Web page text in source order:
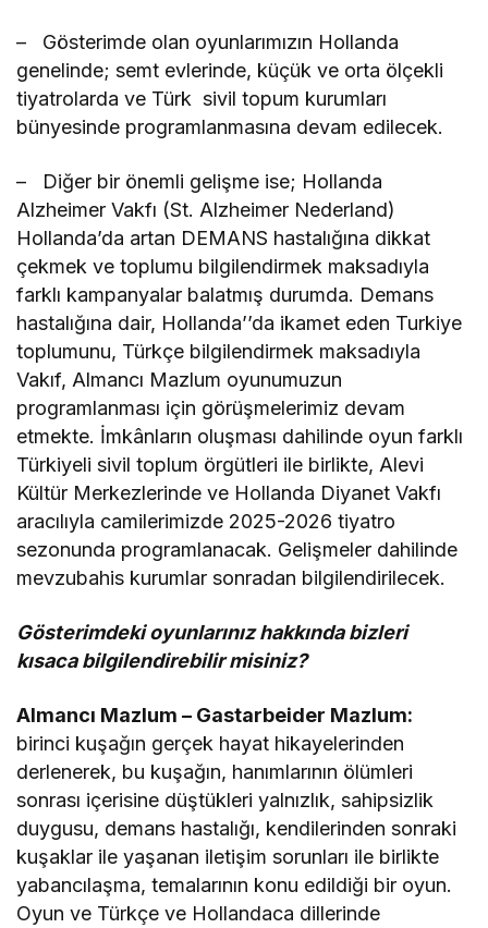
– Gösterimde olan oyunlarımızın Hollanda
genelinde; semt evlerinde, küçük ve orta ölçekli
tiyatrolarda ve Türk sivil topum kurumları
bünyesinde programlanmasına devam edilecek.
– Diğer bir önemli gelişme ise; Hollanda
Alzheimer Vakfı (St. Alzheimer Nederland)
Hollanda’da artan DEMANS hastalığına dikkat
çekmek ve toplumu bilgilendirmek maksadıyla
farklı kampanyalar balatmış durumda. Demans
hastalığına dair, Hollanda’’da ikamet eden Turkiye
toplumunu, Türkçe bilgilendirmek maksadıyla
Vakıf, Almancı Mazlum oyunumuzun
programlanması için görüşmelerimiz devam
etmekte. İmkânların oluşması dahilinde oyun farklı
Türkiyeli sivil toplum örgütleri ile birlikte, Alevi
Kültür Merkezlerinde ve Hollanda Diyanet Vakfı
aracılıyla camilerimizde 2025-2026 tiyatro
sezonunda programlanacak. Gelişmeler dahilinde
mevzubahis kurumlar sonradan bilgilendirilecek.
Gösterimdeki oyunlarınız hakkında bizleri
kısaca bilgilendirebilir misiniz?
Almancı Mazlum – Gastarbeider Mazlum:
birinci kuşağın gerçek hayat hikayelerinden
derlenerek, bu kuşağın, hanımlarının ölümleri
sonrası içerisine düştükleri yalnızlık, sahipsizlik
duygusu, demans hastalığı, kendilerinden sonraki
kuşaklar ile yaşanan iletişim sorunları ile birlikte
yabancılaşma, temalarının konu edildiği bir oyun.
Oyun ve Türkçe ve Hollandaca dillerinde